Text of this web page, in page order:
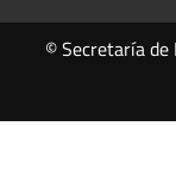
© Secretaría de